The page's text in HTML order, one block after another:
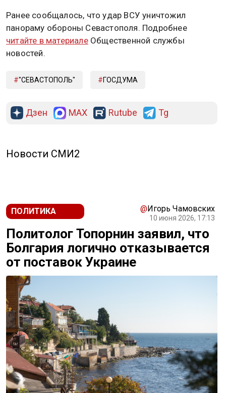
Ранее сообщалось, что удар ВСУ уничтожил
панораму обороны Севастополя. Подробнее
читайте в материалеОбщественной службы
новостей.
"СЕВАСТОПОЛЬ" ГОСДУМА
Дзен MAX Rutube Tg
Новости СМИ2
ПОЛИТИКА @Игорь Чамовских
10 июня 2026, 17:13
Политолог Топорнин заявил, что
Болгария логично отказывается
от поставок Украине